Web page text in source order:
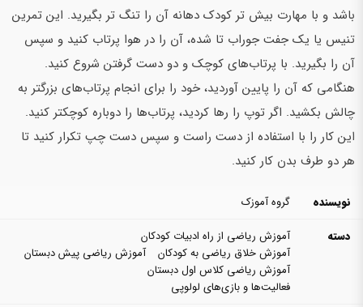
باشد و با مهارت بیش تر کودک دهانه آن را تنگ تر بگیرید. این تمرین
تنیس یا یک جفت جوراب تا شده، آن را در هوا پرتاب کنید و سپس
آن را بگیرید. با پرتاب‌های کوچک و دو دست گرفتن شروع کنید.
هنگامی که آن را پایین آوردید، خود را برای انجام پرتاب‌های بزرگتر به
چالش بکشید. اگر توپ را رها کردید، پرتاب‌ها را دوباره کوچکتر کنید.
این کار را با استفاده از دست راست و سپس دست چپ تکرار کنید تا
هر دو طرف بدن کار کنید.
نویسنده
گروه آموزک
دسته
آموزش ریاضی از راه ادبیات کودکان
آموزش خلاق ریاضی به کودکان
آموزش ریاضی پیش دبستان
آموزش ریاضی کلاس اول دبستان
فعالیت‌ها و بازی‌های لولوپی